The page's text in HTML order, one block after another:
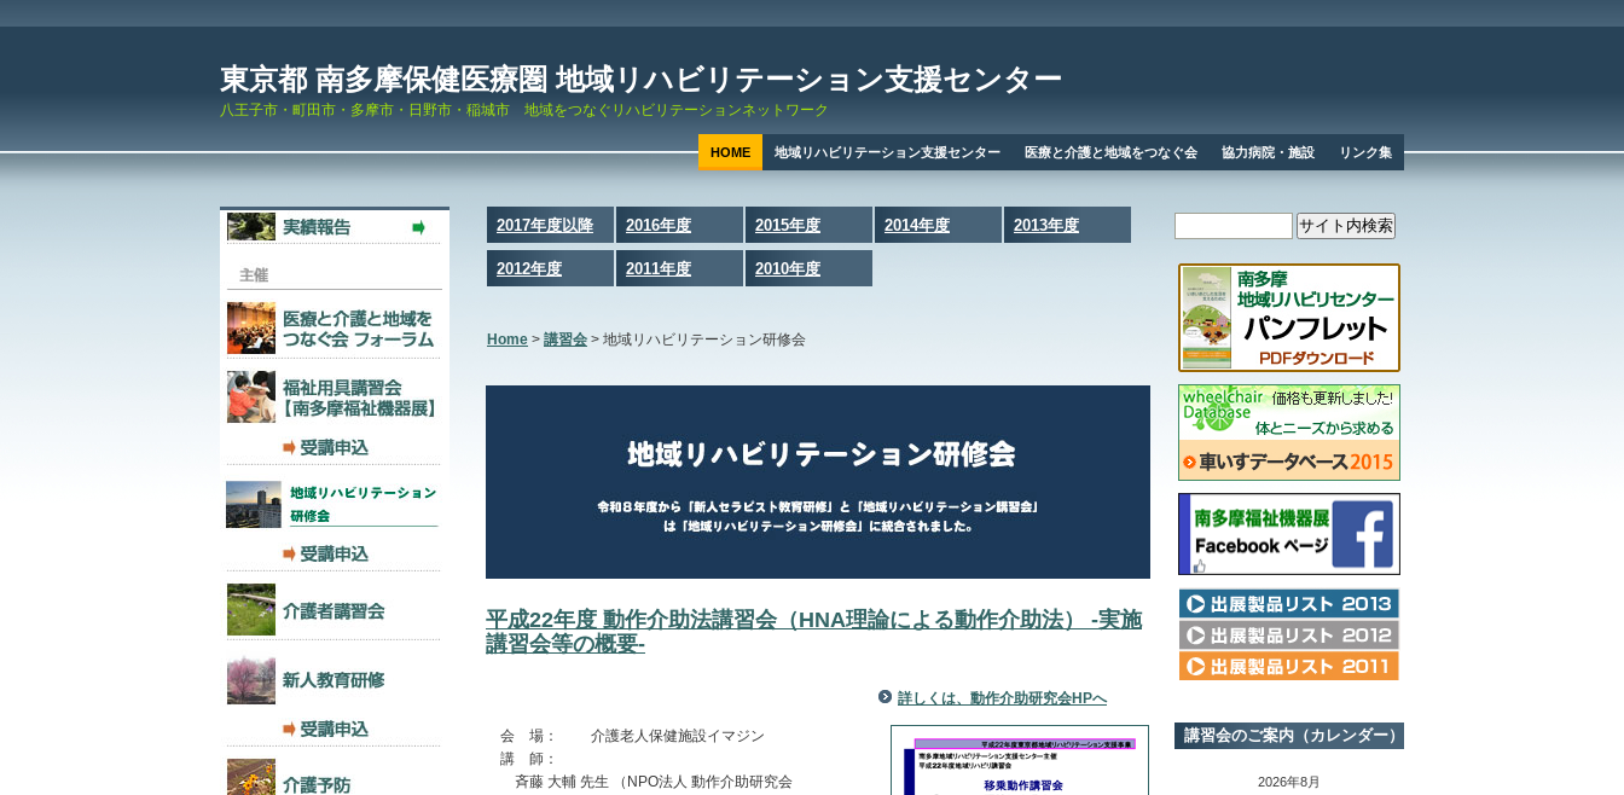
東京都 南多摩保健医療圏 地域リハビリテーション支援センター
八王子市・町田市・多摩市・日野市・稲城市 地域をつなぐリハビリテーションネットワーク
HOME 地域リハビリテーション支援センター 医療と介護と地域をつなぐ会 協力病院・施設 リンク集
2017年度以降 2016年度 2015年度 2014年度 2013年度
2012年度 2011年度 2010年度
Home > 講習会 > 地域リハビリテーション研修会
平成22年度 動作介助法講習会（HNA理論による動作介助法） -実施
講習会等の概要-
詳しくは、動作介助研究会HPへ
会 場： 介護老人保健施設イマジン
講 師：
斉藤 大輔 先生 （NPO法人 動作介助研究会
講習会のご案内（カレンダー）
2026年8月